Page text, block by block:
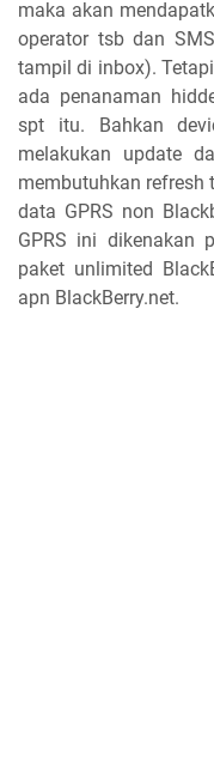
maka akan
operator tsb dan
tampil di inbox).
ada penanaman
spt itu. Bahkan
melakukan update
membutuhkan refresh
data GPRS non
GPRS ini dikenakan
paket unlimited
apn BlackBerry.net.